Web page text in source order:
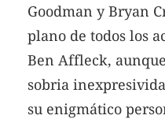
Goodman y Bryan
plano de todos los
Ben Affleck,
sobria
su enigmático